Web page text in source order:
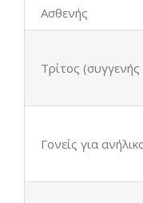
Ασθενής
Τρίτος (συγγενής
Γονείς για